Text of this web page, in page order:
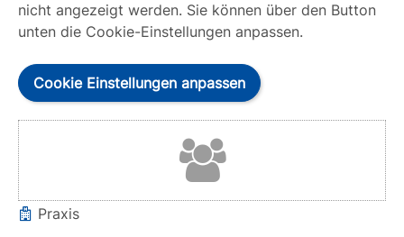
nicht angezeigt werden. Sie können über den Button
unten die Cookie-Einstellungen anpassen.
Cookie Einstellungen anpassen
Praxis